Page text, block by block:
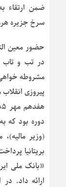
ضمن ارتقاء
سرخ جزیره
حضور معین
در تب و تاب
مشروطه
پیروزی
دوره بود که
(وزیر
بریتانیا
«بانک ملی
ارائه داد. در